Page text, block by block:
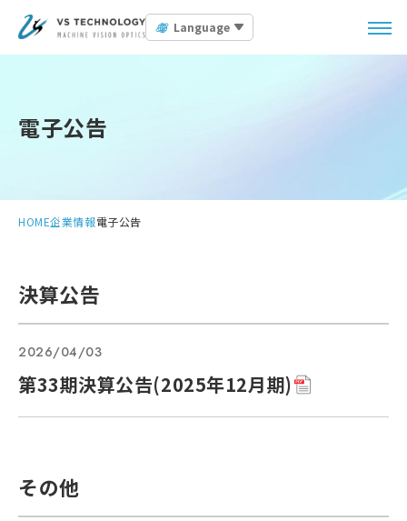
Language
電子公告
HOME企業情報電子公告
決算公告
2026/04/03
第33期決算公告(2025年12月期)
その他